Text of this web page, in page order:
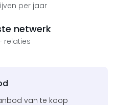
per jaar
netwerk
relaties
van te koop